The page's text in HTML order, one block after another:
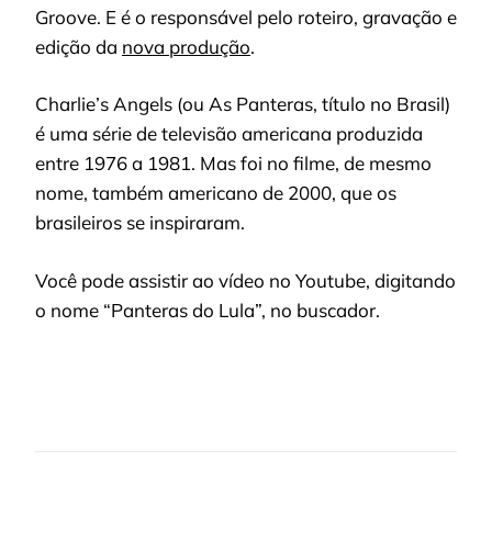
Groove. E é o responsável pelo roteiro, gravação e
edição da nova produção.
Charlie’s Angels (ou As Panteras, título no Brasil)
é uma série de televisão americana produzida
entre 1976 a 1981. Mas foi no filme, de mesmo
nome, também americano de 2000, que os
brasileiros se inspiraram.
Você pode assistir ao vídeo no Youtube, digitando
o nome “Panteras do Lula”, no buscador.